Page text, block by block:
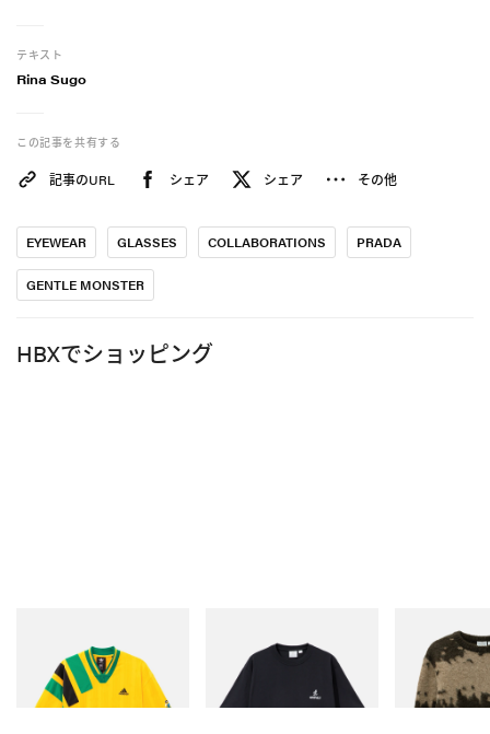
現時点で分かっているのはこの程度だが、今後ブラン
テキスト
Rina Sugo
この記事を共有する
記事のURL シェア シェア その他
EYEWEAR GLASSES COLLABORATIONS PRADA
GENTLE MONSTER
HBXでショッピング
Adidas Originals X Brain
Dead Disney Football Jersey
今すぐ購入
One Point Logo Tee
今すぐ購入
グラミチ
Mohair
今すぐ購入